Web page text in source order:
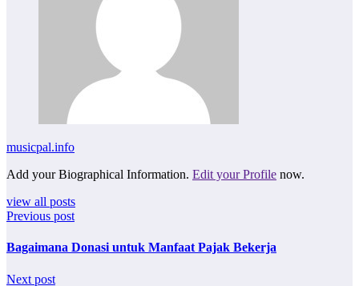
musicpal.info
Add your Biographical Information. Edit your Profile now.
view all posts
Previous post
Bagaimana Donasi untuk Manfaat Pajak Bekerja
Next post